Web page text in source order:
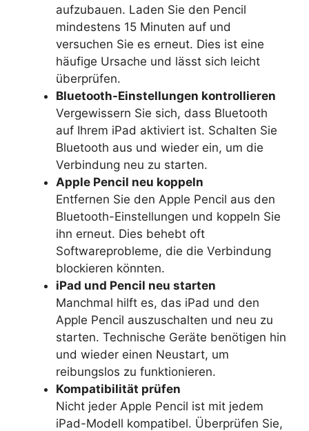
aufzubauen. Laden Sie den Pencil
mindestens 15 Minuten auf und
versuchen Sie es erneut. Dies ist eine
häufige Ursache und lässt sich leicht
überprüfen.
Bluetooth-Einstellungen kontrollieren
Vergewissern Sie sich, dass Bluetooth
auf Ihrem iPad aktiviert ist. Schalten Sie
Bluetooth aus und wieder ein, um die
Verbindung neu zu starten.
Apple Pencil neu koppeln
Entfernen Sie den Apple Pencil aus den
Bluetooth-Einstellungen und koppeln Sie
ihn erneut. Dies behebt oft
Softwareprobleme, die die Verbindung
blockieren könnten.
iPad und Pencil neu starten
Manchmal hilft es, das iPad und den
Apple Pencil auszuschalten und neu zu
starten. Technische Geräte benötigen hin
und wieder einen Neustart, um
reibungslos zu funktionieren.
Kompatibilität prüfen
Nicht jeder Apple Pencil ist mit jedem
iPad-Modell kompatibel. Überprüfen Sie,